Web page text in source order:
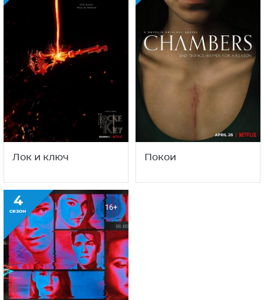
Лок и ключ Покои
4
сезон 16+